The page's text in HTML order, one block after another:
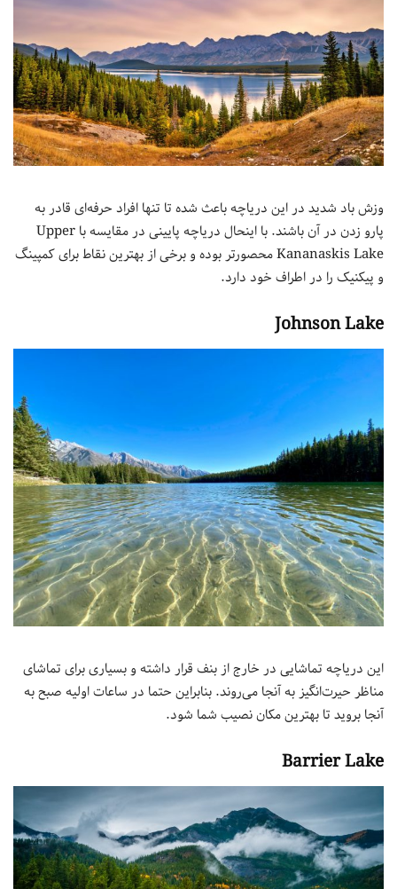
وزش باد شدید در این دریاچه باعث شده تا تنها افراد حرفه‌ای قادر به
پارو زدن در آن باشند. با اینحال دریاچه پایینی در مقایسه با Upper
Kananaskis Lake محصورتر بوده و برخی از بهترین نقاط برای کمپینگ
و پیکنیک را در اطراف خود دارد.
Johnson Lake
این دریاچه تماشایی در خارج از بنف قرار داشته و بسیاری برای تماشای
مناظر حیرت‌انگیز به آنجا می‌روند. بنابراین حتما در ساعات اولیه صبح به
آنجا بروید تا بهترین مکان نصیب شما شود.
Barrier Lake